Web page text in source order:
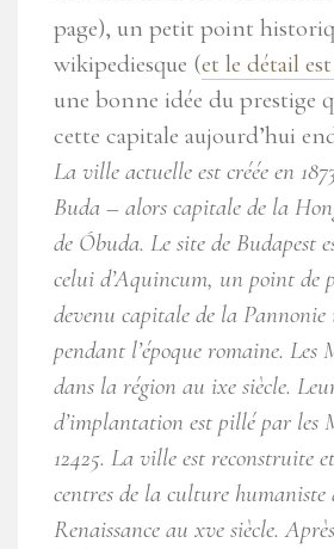
page), un petit point
wikipediesque (et le détail
une bonne idée du prestige
cette capitale aujourd’hui
La ville actuelle est créée en
Buda – alors capitale de la
de Óbuda. Le site de Budapest
celui d’Aquincum, un point de
devenu capitale de la
pendant l’époque romaine.
dans la région au ixe siècle.
d’implantation est pillé par les
12425. La ville est reconstruite
centres de la culture humaniste
Renaissance au xve siècle.